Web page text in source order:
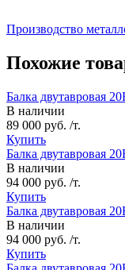
Производство
Похожие
Балка двутавровая
В наличии
89 000 руб. /т.
Купить
Балка двутавровая
В наличии
94 000 руб. /т.
Купить
Балка двутавровая
В наличии
94 000 руб. /т.
Купить